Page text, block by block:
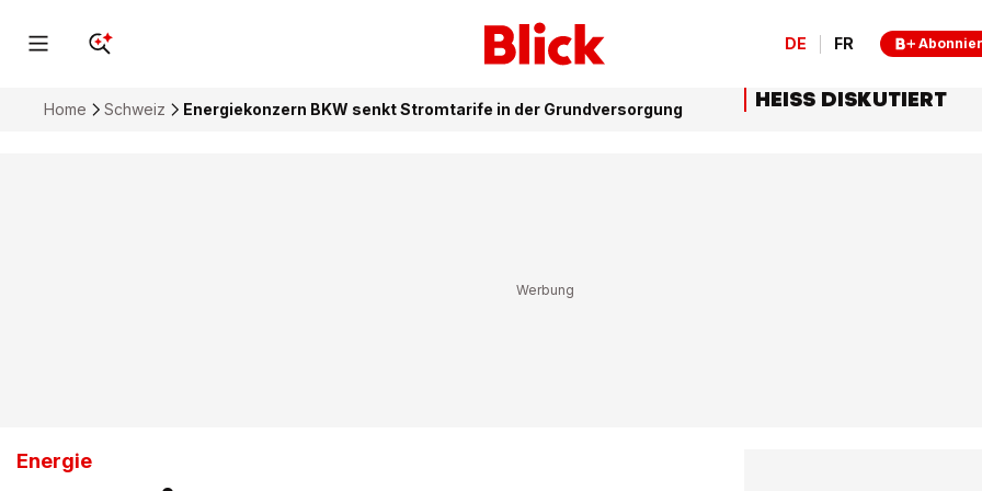
DE FR
Home Schweiz Energiekonzern BKW senkt Stromtarife in der Grundversorgung
Energie
HEISS DISKUTIERT